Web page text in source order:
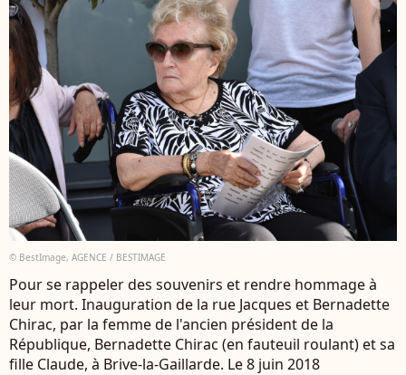
© BestImage, AGENCE / BESTIMAGE
Pour se rappeler des souvenirs et rendre hommage à
leur mort. Inauguration de la rue Jacques et Bernadette
Chirac, par la femme de l'ancien président de la
République, Bernadette Chirac (en fauteuil roulant) et sa
fille Claude, à Brive-la-Gaillarde. Le 8 juin 2018